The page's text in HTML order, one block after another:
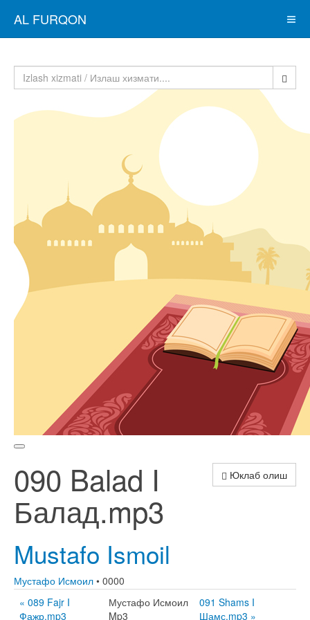
AL FURQON
Юклаб олиш
090 Balad I
Балад.mp3
Mustafo Ismoil
Мустафо Исмоил • 0000
« 089 Fajr I
Фажр.mp3
Мустафо Исмоил
Mp3
091 Shams I
Шамс.mp3 »